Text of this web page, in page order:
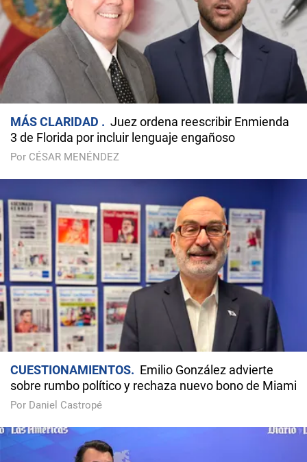
MÁS CLARIDAD
Juez ordena reescribir Enmienda
3 de Florida por incluir lenguaje engañoso
Por CÉSAR MENÉNDEZ
CUESTIONAMIENTOS
Emilio González advierte
sobre rumbo político y rechaza nuevo bono de Miami
Por Daniel Castropé